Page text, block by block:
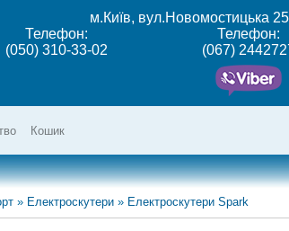
м.Київ, вул.Новомостицька 25
Телефон:
(050) 310-33-02
Телефон:
(067)
Кошик
» Електроскутери » Електроскутери Spark